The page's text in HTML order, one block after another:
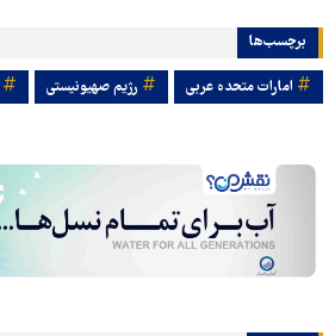
برچسب‌ها
امارات متحده عربی رژیم صهیونیستی